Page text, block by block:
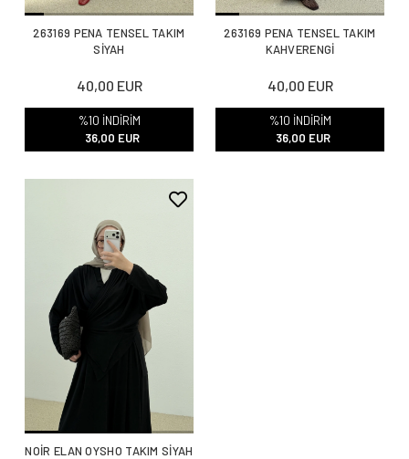
263169 PENA TENSEL TAKIM
SİYAH
40,00 EUR
%10 İNDİRİM
36,00 EUR
263169 PENA TENSEL TAKIM
KAHVERENGİ
40,00 EUR
%10 İNDİRİM
36,00 EUR
NOİR ELAN OYSHO TAKIM SİYAH